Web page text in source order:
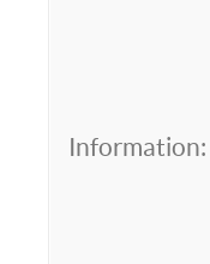
Information: